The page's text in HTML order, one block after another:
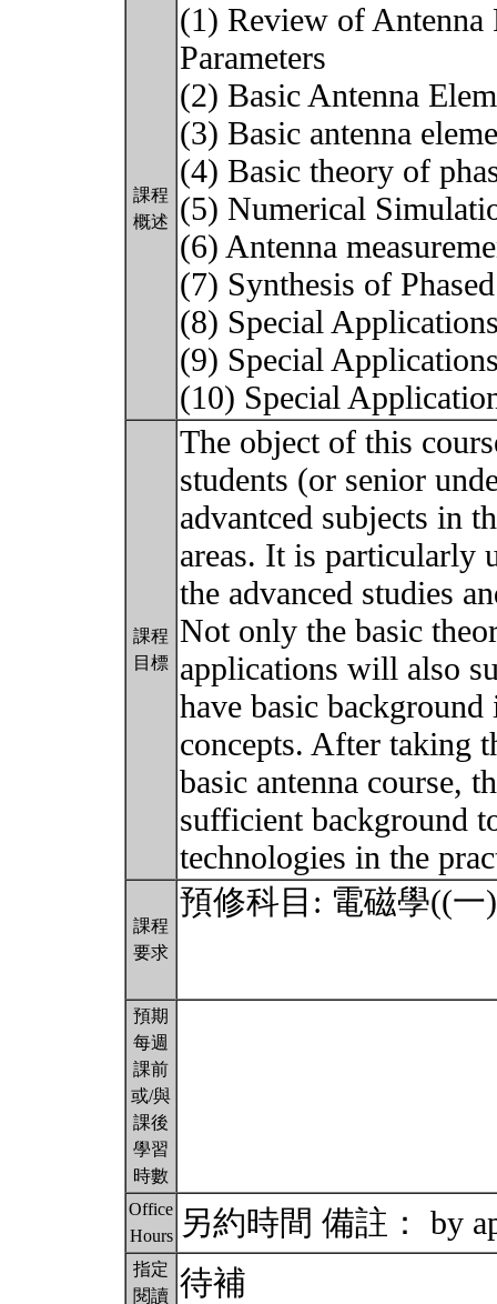
課程
概述
(1) Review of Antenna
Parameters
(2) Basic Antenna
(3) Basic antenna
(4) Basic theory of
(5) Numerical
(6) Antenna
(7) Synthesis of
(8) Special
(9) Special
(10) Special
課程
目標
The object of this
students (or senior
advantced subjects in
areas. It is particularly
the advanced studies
Not only the basic
applications will also
have basic background
concepts. After taking
basic antenna course,
sufficient background
technologies in the
課程
要求
預修科目: 電磁學((一
預期
每週
課前
或/與
課後
學習
時數
Office
Hours
另約時間 備註： by
指定
閱讀 待補